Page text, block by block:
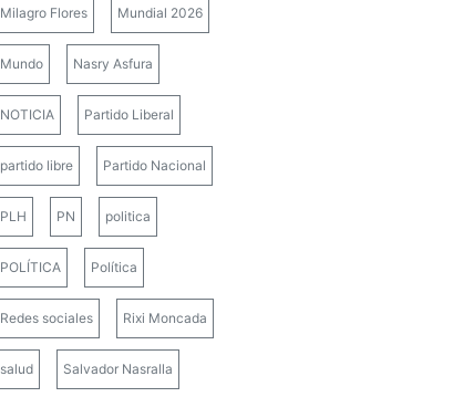
Milagro Flores Mundial 2026
Mundo Nasry Asfura
NOTICIA Partido Liberal
partido libre Partido Nacional
PLH PN politica
POLÍTICA Política
Redes sociales Rixi Moncada
salud Salvador Nasralla